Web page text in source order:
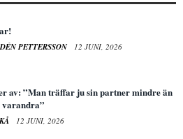
PETTERSSON 12 JUNI, 2026
av: ”Man träffar ju sin partner mindre än
12 JUNI, 2026